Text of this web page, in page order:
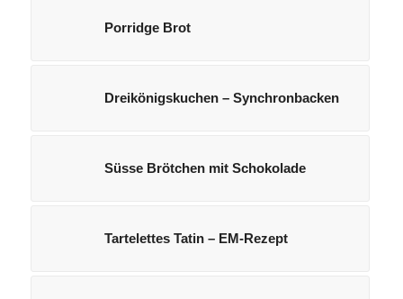
Porridge Brot
Dreikönigskuchen – Synchronbacken
Süsse Brötchen mit Schokolade
Tartelettes Tatin – EM-Rezept